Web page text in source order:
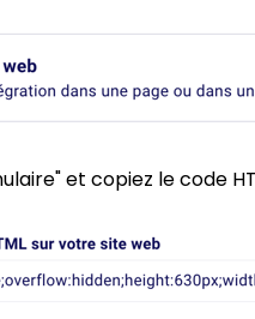
et copiez le code